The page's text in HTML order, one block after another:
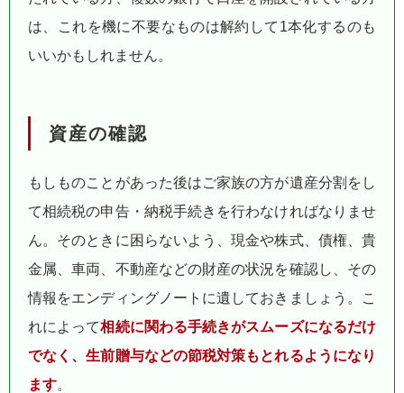
は、これを機に不要なものは解約して1本化するのも
いいかもしれません。
資産の確認
もしものことがあった後はご家族の方が遺産分割をし
て相続税の申告・納税手続きを行わなければなりませ
ん。そのときに困らないよう、現金や株式、債権、貴
金属、車両、不動産などの財産の状況を確認し、その
情報をエンディングノートに遺しておきましょう。こ
れによって相続に関わる手続きがスムーズになるだけ
でなく、生前贈与などの節税対策もとれるようになり
ます。